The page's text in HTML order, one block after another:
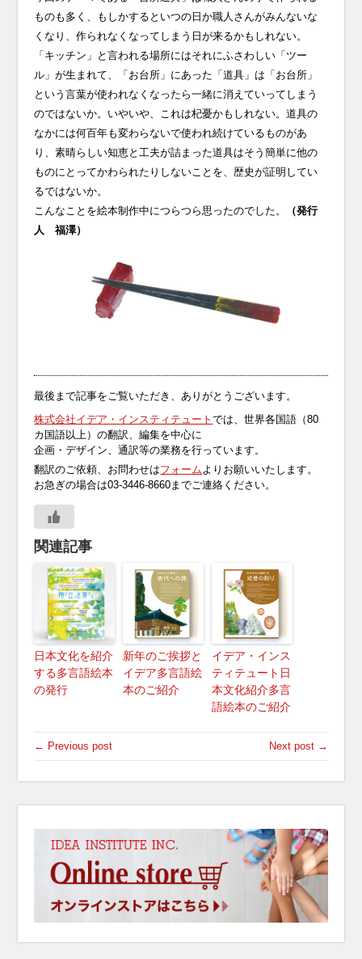
ものも多く、もしかするといつの日か職人さんがみんないな
くなり、作られなくなってしまう日が来るかもしれない。
「キッチン」と言われる場所にはそれにふさわしい「ツー
ル」が生まれて、「お台所」にあった「道具」は「お台所」
という言葉が使われなくなったら一緒に消えていってしまう
のではないか。いやいや、これは杞憂かもしれない。道具の
なかには何百年も変わらないで使われ続けているものがあ
り、素晴らしい知恵と工夫が詰まった道具はそう簡単に他の
ものにとってかわられたりしないことを、歴史が証明してい
るではないか。
こんなことを絵本制作中につらつら思ったのでした。
（発行
人 福澤）
最後まで記事をご覧いただき、ありがとうございます。
株式会社イデア・インスティテュートでは、世界各国語（80
カ国語以上）の翻訳、編集を中心に
企画・デザイン、通訳等の業務を行っています。
翻訳のご依頼、お問わせはフォームよりお願いいたします。
お急ぎの場合は03-3446-8660までご連絡ください。
関連記事
日本文化を紹介
する多言語絵本
の発行
新年のご挨拶と
イデア多言語絵
本のご紹介
イデア・インス
ティテュート日
本文化紹介多言
語絵本のご紹介
← Previous post Next post →